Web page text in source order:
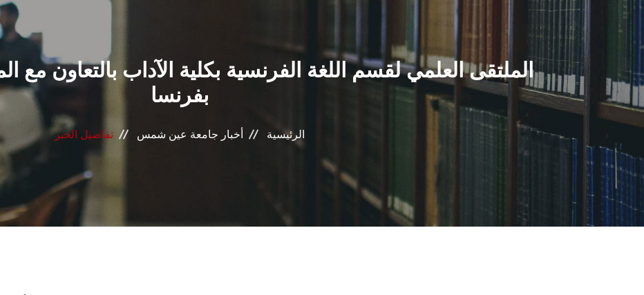
الملتقى العلمي لقسم اللغة الفرنسية بكلية الآداب بالتعاون مع
بفرنسا
الرئيسية أخبار جامعة عين شمس تفاصيل الخبر